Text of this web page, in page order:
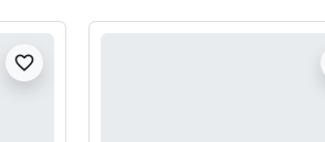
favorite_border